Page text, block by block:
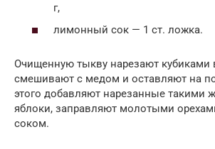
г,
лимонный сок — 1 ст. ложка.
Очищенную тыкву нарезают кубиками
смешивают с медом и оставляют на
этого добавляют нарезанные такими
яблоки, заправляют молотыми
соком.